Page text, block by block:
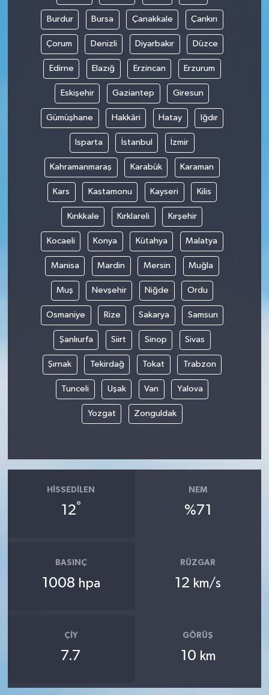
Burdur Bursa Çanakkale Çankırı
Çorum Denizli Diyarbakır Düzce
Edirne Elazığ Erzincan Erzurum
Eskişehir Gaziantep Giresun
Gümüşhane Hakkâri Hatay Iğdır
Isparta İstanbul İzmir
Kahramanmaraş Karabük Karaman
Kars Kastamonu Kayseri Kilis
Kırıkkale Kırklareli Kırşehir
Kocaeli Konya Kütahya Malatya
Manisa Mardin Mersin Muğla
Muş Nevşehir Niğde Ordu
Osmaniye Rize Sakarya Samsun
Şanlıurfa Siirt Sinop Sivas
Şırnak Tekirdağ Tokat Trabzon
Tunceli Uşak Van Yalova
Yozgat Zonguldak
HISSEDILEN
12°
NEM
%71
BASINÇ
1008 hpa
RÜZGAR
12 km/s
ÇIY
7.7
GÖRÜŞ
10 km
TURİZM
VİDEO HABER
YAŞAM